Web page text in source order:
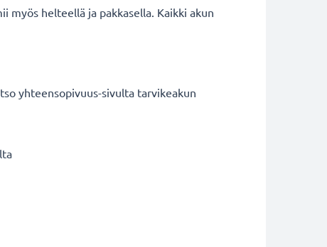
helteellä ja pakkasella. Kaikki akun
yhteensopivuus-sivulta tarvikeakun